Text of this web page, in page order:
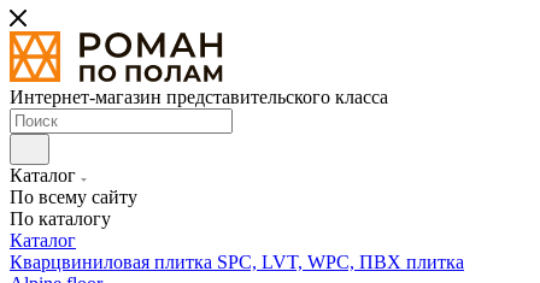
Интернет-магазин представительского класса
Каталог
По всему сайту
По каталогу
Каталог
Кварцвиниловая плитка SPC, LVT, WPC, ПВХ плитка